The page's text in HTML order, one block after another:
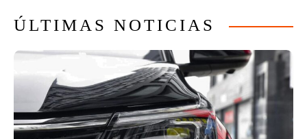
ÚLTIMAS NOTICIAS